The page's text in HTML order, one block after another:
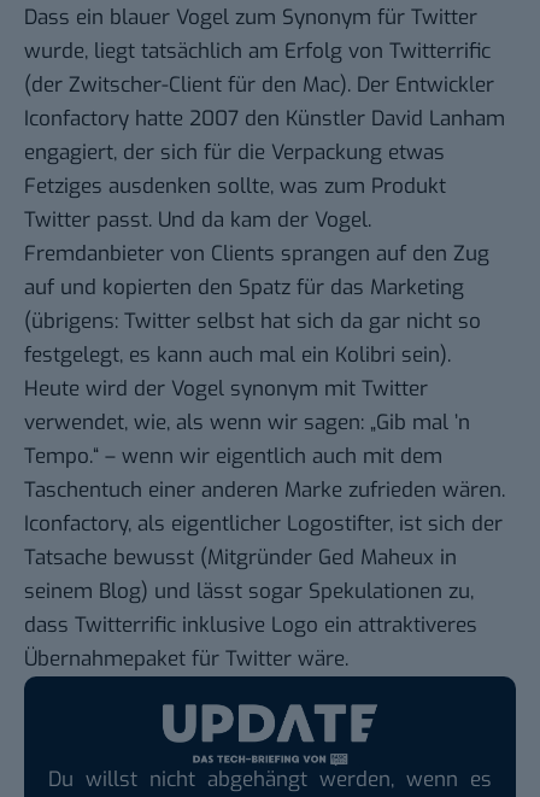
Dass ein blauer Vogel zum Synonym für Twitter
wurde, liegt tatsächlich am Erfolg von Twitterrific
(der Zwitscher-Client für den Mac). Der Entwickler
Iconfactory hatte 2007 den Künstler David Lanham
engagiert, der sich für die Verpackung etwas
Fetziges ausdenken sollte, was zum Produkt
Twitter passt. Und da kam der Vogel.
Fremdanbieter von Clients sprangen auf den Zug
auf und kopierten den Spatz für das Marketing
(übrigens: Twitter selbst hat sich da gar nicht so
festgelegt, es kann auch mal ein Kolibri sein).
Heute wird der Vogel synonym mit Twitter
verwendet, wie, als wenn wir sagen: „Gib mal ’n
Tempo.“ – wenn wir eigentlich auch mit dem
Taschentuch einer anderen Marke zufrieden wären.
Iconfactory, als eigentlicher Logostifter, ist sich der
Tatsache bewusst (Mitgründer Ged Maheux in
seinem Blog) und lässt sogar Spekulationen zu,
dass Twitterrific inklusive Logo ein attraktiveres
Übernahmepaket für Twitter wäre.
Du willst nicht abgehängt werden, wenn es